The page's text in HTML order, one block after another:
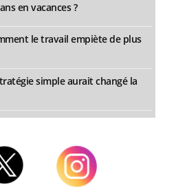
en vacances ?
le travail empiète de plus
simple aurait changé la